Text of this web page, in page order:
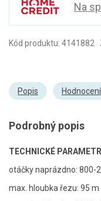
Na
Kód produktu: 4141882
Popis Hodnocení
Podrobný popis
TECHNICKÉ
otáčky naprázdno: 800-
max. hloubka řezu: 95 m